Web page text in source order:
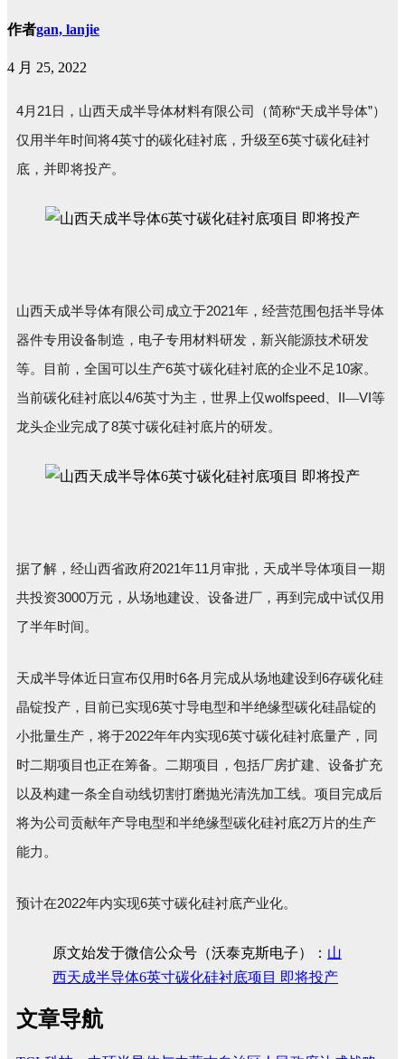
作者gan, lanjie
4 月 25, 2022
4月 21 日，山西天成半导体材料有限公司（简称“天成半导体”）
仅用半年时间将4英寸的碳化硅衬底，升级至6英寸碳化硅衬
底，并即将投产。
山西天成半导体有限公司成立于2021年，经营范围包括半导体
器件专用设备制造，电子专用材料研发，新兴能源技术研发
等。目前，全国可以生产6英寸碳化硅衬底的企业不足10家。
当前碳化硅衬底以4/6英寸为主，世界上仅wolfspeed II—VI等
龙头企业完成了8英寸碳化硅衬底片的研发。
据了解，经山西省政府2021年11 月审批，天成半导体项目一期
共投资3000万元，从场地建设、设备进厂，再到完成中试仅用
了半年时间。
天成半导体近日宣布仅用时6各月完成从场地建设到 6存碳化硅
晶锭投产，目前已实现6英寸导电型和半绝缘型碳化硅晶锭的
小批量生产，将于2022年年内实现6英寸碳化硅衬底量产，同
时二期项目也正在筹备。二期项目，包括厂房扩建、设备扩充
以及构建一条全自动线切割打磨抛光清洗加工线。项目完成后
将为公司贡献年产导电型和半绝缘型碳化硅衬底2万片的生产
能力。
预计在2022年内实现6英寸碳化硅衬底产业化。
原文始发于微信公众号（沃泰克斯电子）： 山
西天成半导体6英寸碳化硅衬底项目 即将投产
文章导航